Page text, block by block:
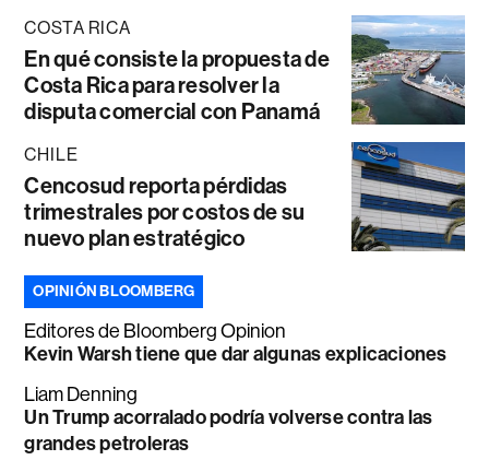
COSTA RICA
En qué consiste la propuesta de
Costa Rica para resolver la
disputa comercial con Panamá
CHILE
Cencosud reporta pérdidas
trimestrales por costos de su
nuevo plan estratégico
OPINIÓN BLOOMBERG
Editores de Bloomberg Opinion
Kevin Warsh tiene que dar algunas explicaciones
Liam Denning
Un Trump acorralado podría volverse contra las
grandes petroleras